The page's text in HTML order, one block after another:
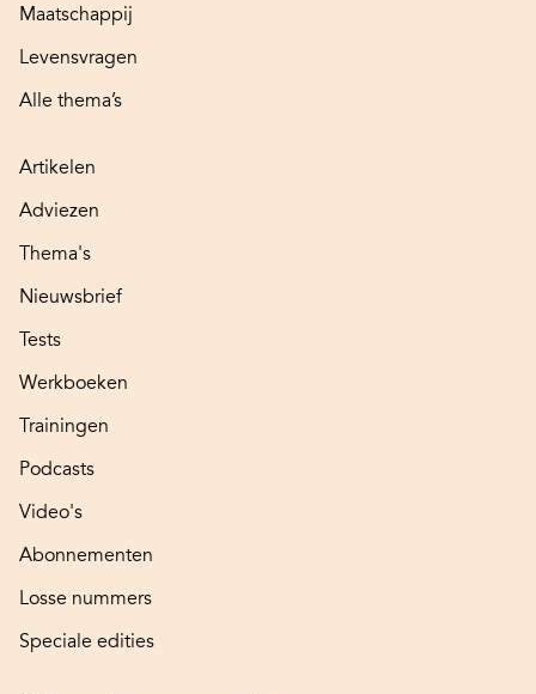
Maatschappij
Levensvragen
Alle thema’s
Artikelen
Adviezen
Thema's
Nieuwsbrief
Tests
Werkboeken
Trainingen
Podcasts
Video's
Abonnementen
Losse nummers
Speciale edities